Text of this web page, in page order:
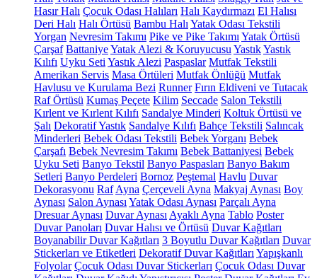
Hasır Halı Çocuk Odası Halıları Halı Kaydırmazı El Halısı
Deri Halı Halı Örtüsü Bambu Halı Yatak Odası Tekstili
Yorgan Nevresim Takımı Pike ve Pike Takımı Yatak Örtüsü
Çarşaf BattaniyeYatak Alezi & Koruyucusu YastıkYastık
Kılıfı Uyku Seti Yastık Alezi Paspaslar Mutfak Tekstili
Amerikan Servis Masa Örtüleri Mutfak Önlüğü Mutfak
Havlusu ve Kurulama Bezi Runner Fırın Eldiveni ve Tutacak
Raf Örtüsü Kumaş Peçete Kilim Seccade Salon Tekstili
Kırlent ve Kırlent Kılıfı Sandalye Minderi Koltuk Örtüsü ve
Şalı Dekoratif Yastık Sandalye Kılıfı Bahçe Tekstili Salıncak
Minderleri Bebek Odası Tekstili Bebek Yorganı Bebek
Çarşafı Bebek Nevresim Takımı Bebek Battaniyesi Bebek
Uyku Seti Banyo Tekstil Banyo Paspasları Banyo Bakım
Setleri Banyo Perdeleri Bornoz Peştemal Havlu Duvar
Dekorasyonu Raf Ayna Çerçeveli Ayna Makyaj Aynası Boy
Aynası Salon Aynası Yatak Odası Aynası Parçalı Ayna
Dresuar Aynası Duvar Aynası Ayaklı Ayna Tablo Poster
Duvar Panoları Duvar Halısı ve Örtüsü Duvar Kağıtları
Boyanabilir Duvar Kağıtları 3 Boyutlu Duvar Kağıtları Duvar
Stickerları ve Etiketleri Dekoratif Duvar Kağıtları Yapışkanlı
Folyolar Çocuk Odası Duvar Stickerları Çocuk Odası Duvar